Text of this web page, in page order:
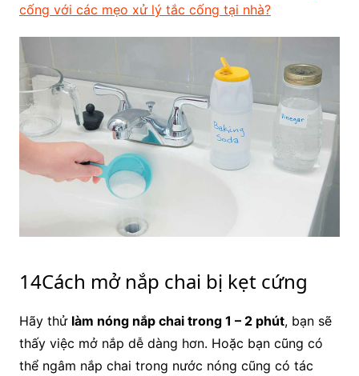
cống với các mẹo xử lý tắc cống tại nhà?
14Cách mở nắp chai bị kẹt cứng
Hãy thử làm nóng nắp chai trong 1 – 2 phút, bạn sẽ
thấy việc mở nắp dễ dàng hơn. Hoặc bạn cũng có
thể ngâm nắp chai trong nước nóng cũng có tác